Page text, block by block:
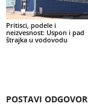
Pritisci, podele i
neizvesnost: Uspon i pad
štrajka u vodovodu
POSTAVI ODGOVOR